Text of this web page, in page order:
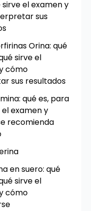
el examen y
sus
Orina: qué
sirve el
cómo
sus resultados
qué es, para
examen y
recomienda
en suero: qué
sirve el
cómo